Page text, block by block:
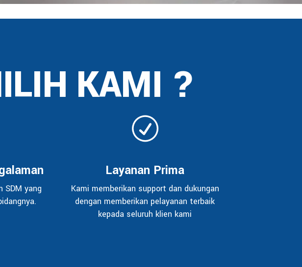
KAMI ?
SDM yang
Layanan Prima
Kami memberikan support dan dukungan
dengan memberikan pelayanan terbaik
kepada seluruh klien kami